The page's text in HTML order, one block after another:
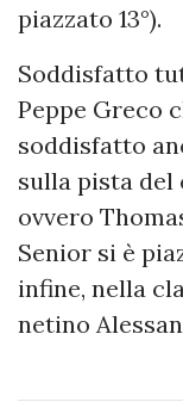
piazzato 13°).
Soddisfatto
Peppe Greco
soddisfatto
sulla pista del
ovvero
Senior si è
infine, nella
netino